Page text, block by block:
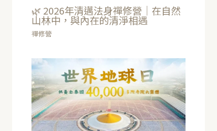
🌿 2026年清邁法身禪修營｜在自然
山林中，與內在的清淨相遇
禪修營